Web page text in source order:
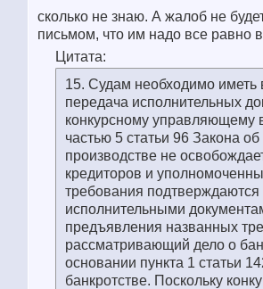
сколько не знаю. А жалоб не
письмом, что им надо все равно
Цитата:
15. Судам необходимо иметь
передача исполнительных
конкурсному управляющему
частью 5 статьи 96 Закона
производстве не
кредиторов и
требования подтверждаются
исполнительными
предъявления названных
рассматривающий дело о
основании пункта 1 статьи
банкротстве. Поскольку